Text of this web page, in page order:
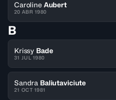
Caroline Aubert
20 ABR 1980
B
Krissy Bade
31 JUL 1980
Sandra Baliutaviciute
21 OCT 1981